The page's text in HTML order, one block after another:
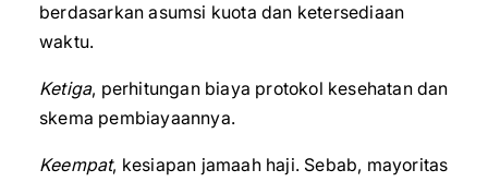
berdasarkan asumsi kuota dan ketersediaan
waktu.
Ketiga, perhitungan biaya protokol kesehatan dan
skema pembiayaannya.
Keempat, kesiapan jamaah haji. Sebab, mayoritas